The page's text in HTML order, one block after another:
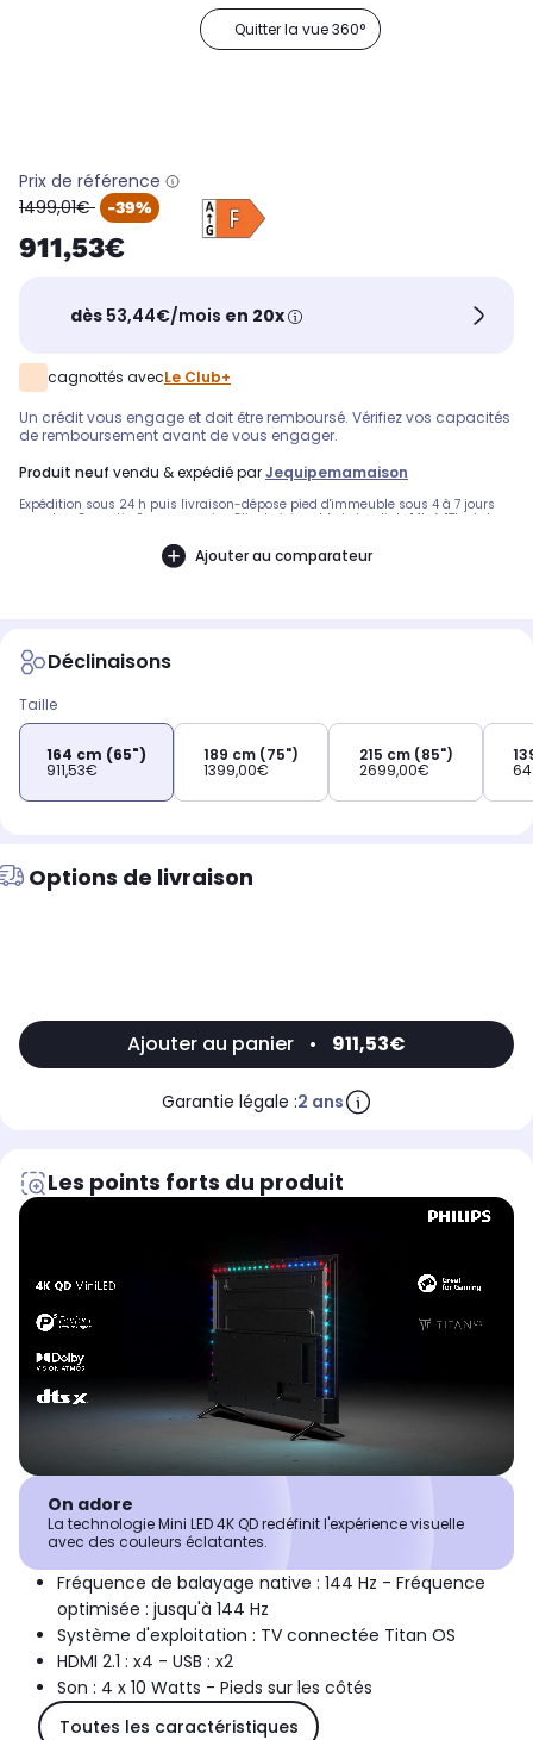
Quitter la vue 360°
Prix de référence
oldPrice
1499,01€ -39%
911,53€
dès 53,44€/mois en 20x
cagnottés avecLe Club+
Un crédit vous engage et doit être remboursé. Vérifiez vos capacités
de remboursement avant de vous engager.
produit neuf vendu & expédié parJequipemamaison
Expédition sous 24 h puis livraison-dépose pied d'immeuble sous 4 à 7 jours
sur rdv - Garantie 2 ans - service Clients joignable le lundi de 14h à 17h et du
toute demande de reprise d'ancien appareilAjouter au comparateur
Déclinaisons
Taille
164 cm (65")
911,53€
189 cm (75")
1399,00€
215 cm (85")
2699,00€
Options de livraison
Ajouter au panier • 911,53€
Garantie légale :2 ans
Les points forts du produit
On adore
La technologie Mini LED 4K QD redéfinit l'expérience visuelle
avec des couleurs éclatantes.
Fréquence de balayage native : 144 Hz - Fréquence
optimisée : jusqu'à 144 Hz
Système d'exploitation : TV connectée Titan OS
HDMI 2.1 : x4 - USB : x2
Son : 4 x 10 Watts - Pieds sur les côtés
Toutes les caractéristiques